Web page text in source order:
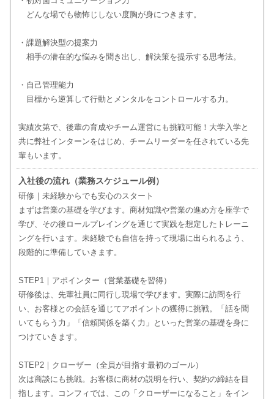
どんな場でも物怖じしない度胸が身につきます。
・課題解決型の提案力
相手の潜在的な悩みを聞き出し、解決策を提示する思考法。
・自己管理能力
目標から逆算して行動とメンタルをコントロールする力。
実績次第で、後輩の育成やチーム運営にも挑戦可能！大学入学と
共に弊社インターンをはじめ、チームリーダーを任されている先
輩もいます。
入社後の流れ（業務スケジュール例）
研修｜未経験からでも安心のスタート
まずは営業の基礎を学びます。商材知識や営業の進め方を座学で
学び、その後ロールプレイングを通じて実践を想定したトレーニ
ングを行います。未経験でも自信を持って現場に出られるよう、
段階的に準備していきます。
STEP1｜アポインター（営業基礎を習得）
研修後は、先輩社員に同行し現場で学びます。実際に訪問を行
い、お客様との会話を通じてアポイントの獲得に挑戦。「話を聞
いてもらう力」「信頼関係を築く力」といった営業の基礎を身に
つけていきます。
STEP2｜クローザー（全員が目指す最初のゴール）
次は商談にも挑戦。お客様に商材の説明を行い、契約の締結を目
指します。コンフィでは、この「クローザーになること」をイン